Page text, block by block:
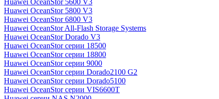
Huawei OceanStor 5600 V3
Huawei OceanStor 5800 V3
Huawei OceanStor 6800 V3
Huawei OceanStor All-Flash Storage Systems
Huawei OceanStor Dorado V3
Huawei OceanStor серии 18500
Huawei OceanStor серии 18800
Huawei OceanStor серии 9000
Huawei OceanStor серии Dorado2100 G2
Huawei OceanStor серии Dorado5100
Huawei OceanStor серии VIS6600T